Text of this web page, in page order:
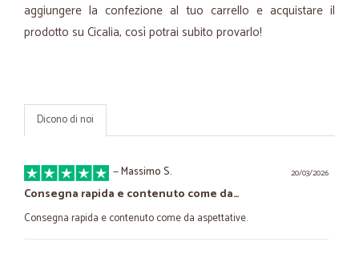
aggiungere la confezione al tuo carrello e acquistare il
prodotto su Cicalia, così potrai subito provarlo!
Dicono di noi
20/03/2026
—Massimo S.
Consegna rapida e contenuto come da…
Consegna rapida e contenuto come da aspettative.